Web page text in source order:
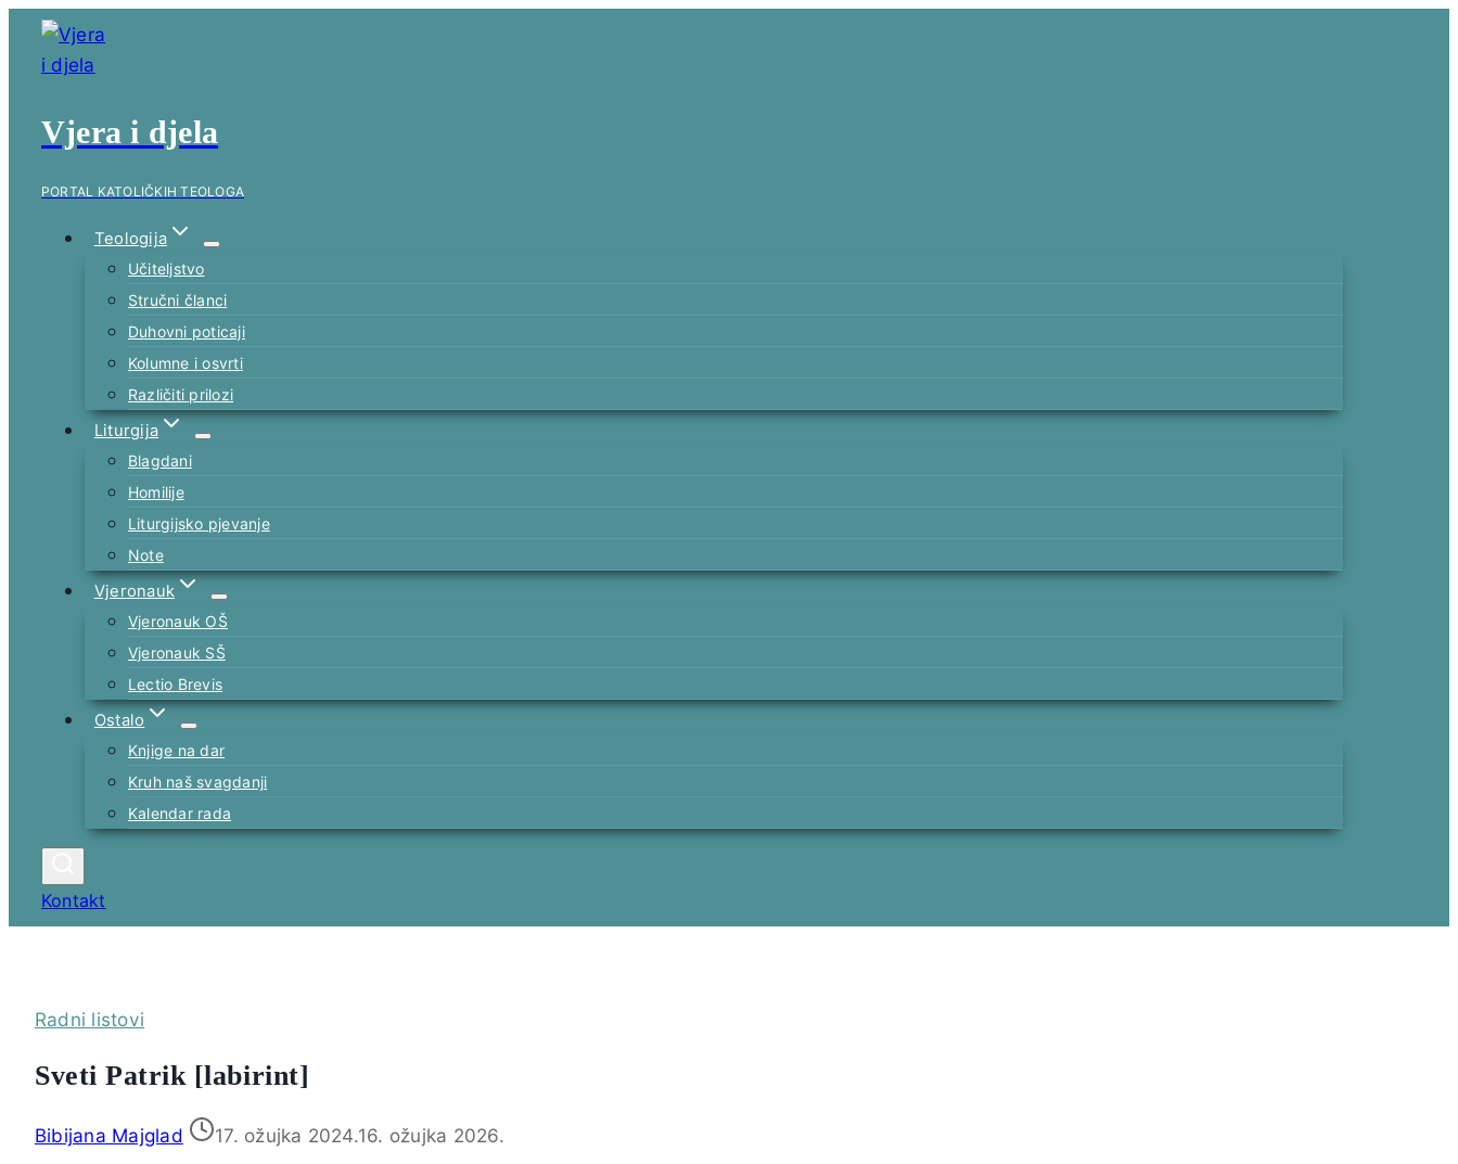
Skip
content
Vjera i djela
PORTAL KATOLIČKIH TEOLOGA
Teologija
Učiteljstvo
Stručni članci
Duhovni poticaji
Kolumne i osvrti
Različiti prilozi
Liturgija
Blagdani
Homilije
Liturgijsko pjevanje
Note
Vjeronauk
Vjeronauk OŠ
Vjeronauk SŠ
Lectio Brevis
Ostalo
Knjige na dar
Kruh naš svagdanji
Kalendar rada
Kontakt
Radni listovi
Sveti Patrik [labirint]
Bibijana Majglad 17. ožujka 2024.16. ožujka 2026.